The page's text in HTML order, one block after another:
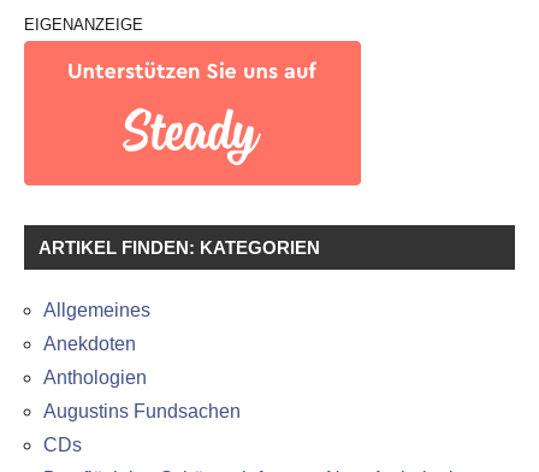
EIGENANZEIGE
ARTIKEL FINDEN: KATEGORIEN
Allgemeines
Anekdoten
Anthologien
Augustins Fundsachen
CDs